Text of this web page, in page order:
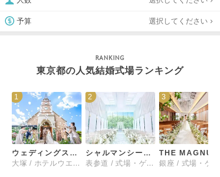
予算 選択してください
東京都の人気結婚式場ランキング
1
ウェディングスホテル・ベルクラシック東京
大塚 / ホテルウエディング
2
シャルマンシーナTOKYO
表参道 / 式場・ゲストハウス
3